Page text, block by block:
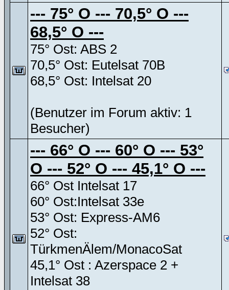
--- 75° O --- 70,5° O ---
68,5° O ---
75° Ost: ABS 2
70,5° Ost: Eutelsat 70B
68,5° Ost: Intelsat 20
(Benutzer im Forum aktiv: 1
Besucher)
--- 66° O --- 60° O --- 53°
O --- 52° O --- 45,1° O ---
66° Ost Intelsat 17
60° Ost:Intelsat 33e
53° Ost: Express-AM6
52° Ost:
TürkmenÄlem/MonacoSat
45,1° Ost : Azerspace 2 +
Intelsat 38